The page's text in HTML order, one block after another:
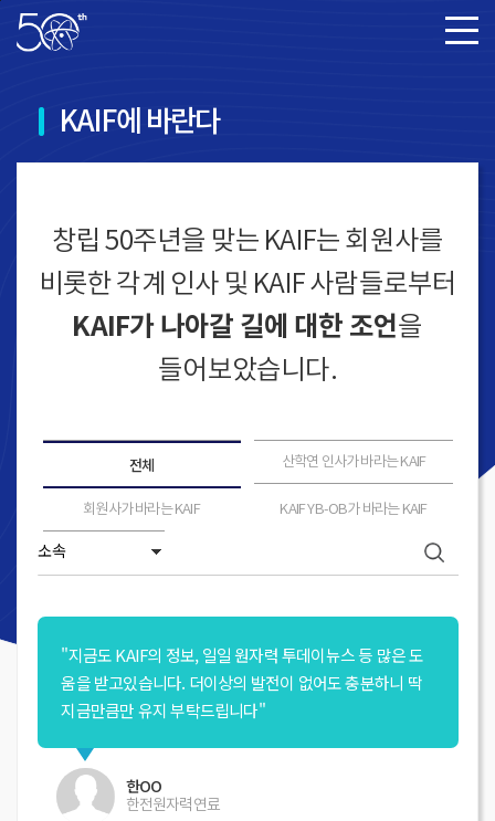
본문바로가기
KAIF에 바란다
창립 50주년을 맞는 KAIF는 회원사를
비롯한 각계 인사 및 KAIF 사람들로부터
KAIF가 나아갈 길에 대한 조언을
들어보았습니다.
전체 산학연 인사가 바라는 KAIF
회원사가 바라는 KAIF KAIF YB-OB가 바라는 KAIF
"지금도 KAIF의 정보, 일일 원자력 투데이뉴스 등 많은 도
움을 받고있습니다. 더이상의 발전이 없어도 충분하니 딱
지금만큼만 유지 부탁드립니다"
한OO
한전원자력연료